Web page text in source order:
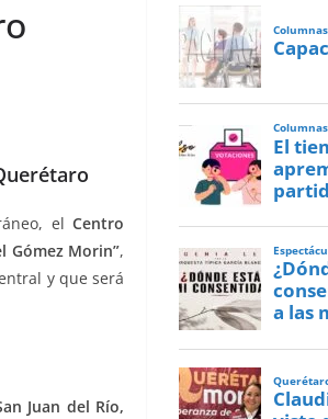
elCentro
Gómez Morin”,
y que será
Juan del Río,